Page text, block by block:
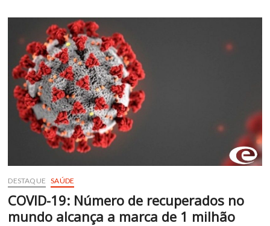
efetivadas
por
equipes
da
vigilância
sanitária
DESTAQUE SAÚDE
COVID-19: Número de recuperados no
mundo alcança a marca de 1 milhão